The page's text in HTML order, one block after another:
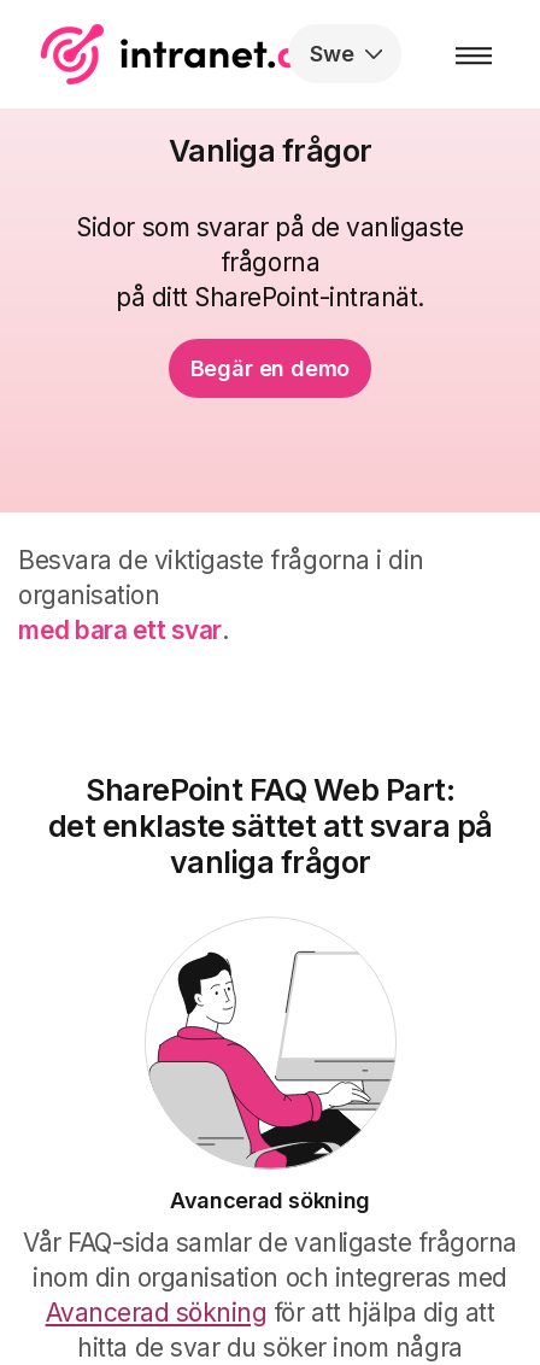
Swe
Vanliga frågor
Sidor som svarar på de vanligaste
frågorna
på ditt SharePoint-intranät.
Begär en demo
Besvara de viktigaste frågorna i din
organisation
med bara ett svar.
SharePoint FAQ Web Part:
det enklaste sättet att svara på
vanliga frågor
Avancerad sökning
Vår FAQ-sida samlar de vanligaste frågorna
inom din organisation och integreras med
Avancerad sökning för att hjälpa dig att
hitta de svar du söker inom några